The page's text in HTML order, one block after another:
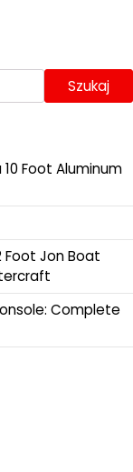
Szukaj
Foot Aluminum
Jon Boat
Complete